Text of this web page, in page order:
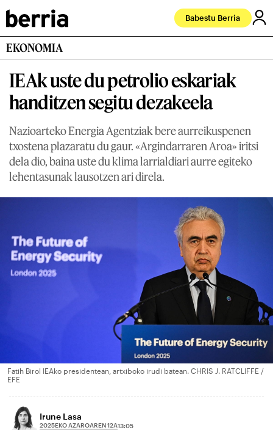
Babestu Berria
EKONOMIA
IEAk uste du petrolio eskariak
handitzen segitu dezakeela
Nazioarteko Energia Agentziak bere aurreikuspenen
txostena plazaratu du gaur. «Argindarraren Aroa» iritsi
dela dio, baina uste du klima larrialdiari aurre egiteko
lehentasunak lausotzen ari direla.
Fatih Birol IEAko presidentean, artxiboko irudi batean. CHRIS J. RATCLIFFE /
EFE
Irune Lasa
2025EKO AZAROAREN 12A13:05